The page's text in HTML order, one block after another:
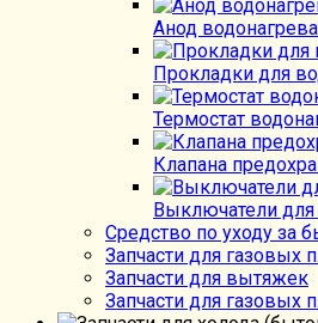
Анод
Прокладки для
Термостат
Клапана
Выключатели для
Средство по уходу за
Запчасти для газовых
Запчасти для вытяжек
Запчасти для газовых